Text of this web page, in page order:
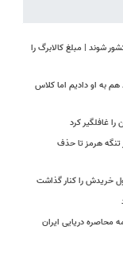
شوند | مبلغ کالابرگ را
هم به او دادیم اما کلاس
غافلگیر کرد
تنگه هرمز تا حذف
خریدش را کنار گذاشت
محاصره دریایی ایران